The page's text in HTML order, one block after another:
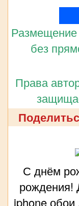
Размещение
без
Права
С днём
рождения!
iphone